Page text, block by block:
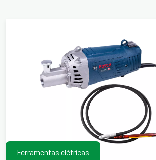
Ferramentas elétricas